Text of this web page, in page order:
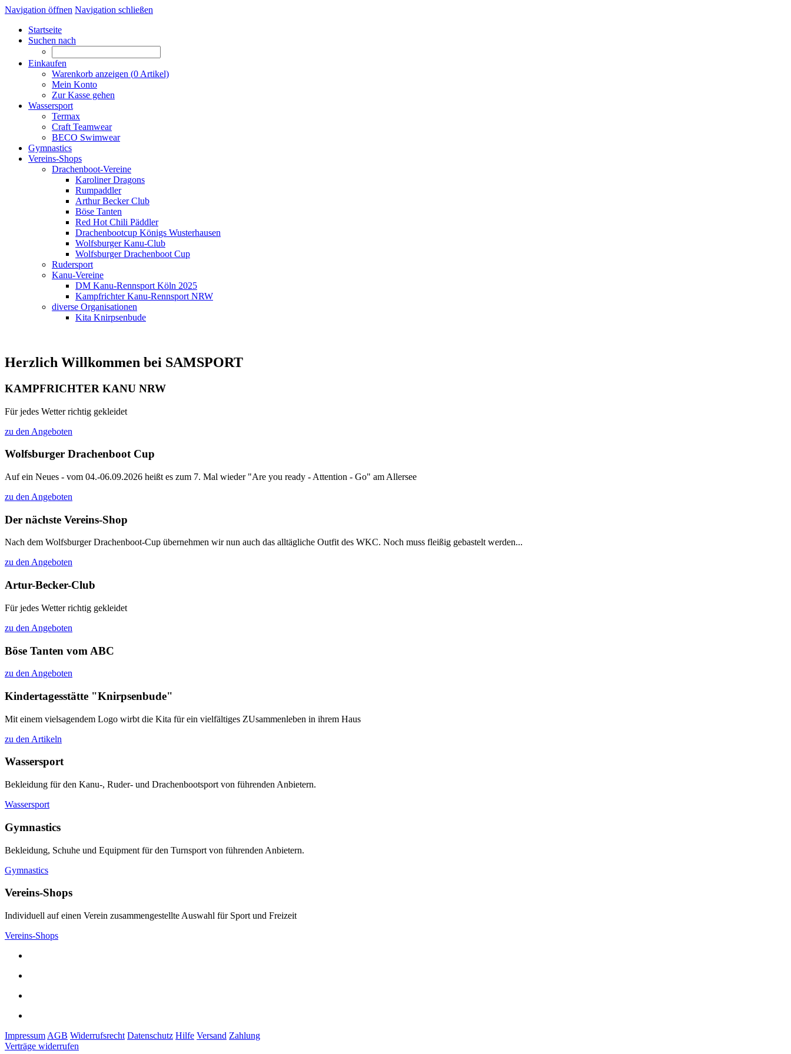
Navigation öffnen Navigation schließen
Startseite
Suchen nach
Einkaufen
Warenkorb anzeigen (0 Artikel)
Mein Konto
Zur Kasse gehen
Wassersport
Termax
Craft Teamwear
BECO Swimwear
Gymnastics
Vereins-Shops
Drachenboot-Vereine
Karoliner Dragons
Rumpaddler
Arthur Becker Club
Böse Tanten
Red Hot Chili Päddler
Drachenbootcup Königs Wusterhausen
Wolfsburger Kanu-Club
Wolfsburger Drachenboot Cup
Rudersport
Kanu-Vereine
DM Kanu-Rennsport Köln 2025
Kampfrichter Kanu-Rennsport NRW
diverse Organisationen
Kita Knirpsenbude
Herzlich Willkommen bei SAMSPORT
KAMPFRICHTER KANU NRW
Für jedes Wetter richtig gekleidet
zu den Angeboten
Wolfsburger Drachenboot Cup
Auf ein Neues - vom 04.-06.09.2026 heißt es zum 7. Mal wieder "Are you ready - Attention - Go" am Allersee
zu den Angeboten
Der nächste Vereins-Shop
Nach dem Wolfsburger Drachenboot-Cup übernehmen wir nun auch das alltägliche Outfit des WKC. Noch muss fleißig gebastelt werden...
zu den Angeboten
Artur-Becker-Club
Für jedes Wetter richtig gekleidet
zu den Angeboten
Böse Tanten vom ABC
zu den Angeboten
Kindertagesstätte "Knirpsenbude"
Mit einem vielsagendem Logo wirbt die Kita für ein vielfältiges ZUsammenleben in ihrem Haus
zu den Artikeln
Wassersport
Bekleidung für den Kanu-, Ruder- und Drachenbootsport von führenden Anbietern.
Wassersport
Gymnastics
Bekleidung, Schuhe und Equipment für den Turnsport von führenden Anbietern.
Gymnastics
Vereins-Shops
Individuell auf einen Verein zusammengestellte Auswahl für Sport und Freizeit
Vereins-Shops
Impressum AGB Widerrufsrecht Datenschutz Hilfe Versand Zahlung
Verträge widerrufen